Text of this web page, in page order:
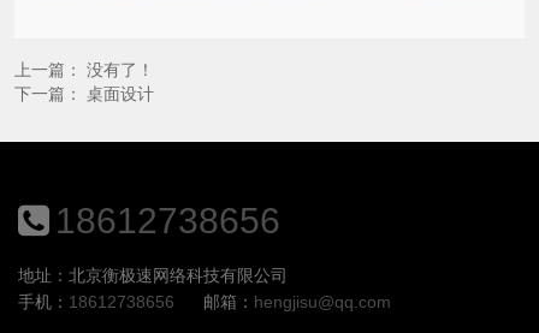
上一篇： 没有了！
下一篇： 桌面设计
18612738656
地址：北京衡极速网络科技有限公司
手机： 18612738656 邮箱： hengjisu@qq.com